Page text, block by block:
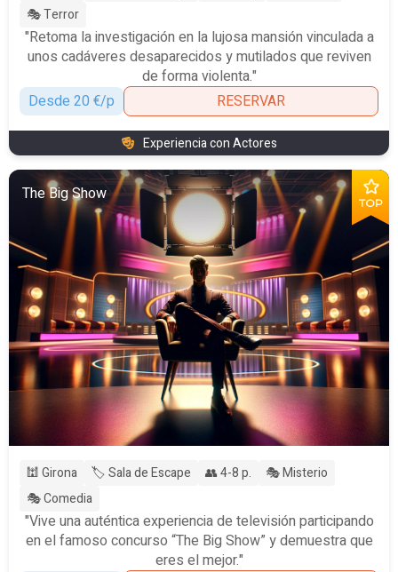
🎭 Terror
"Retoma la investigación en la lujosa mansión vinculada a
unos cadáveres desaparecidos y mutilados que reviven
de forma violenta."
Desde 20 €/p
RESERVAR
Experiencia con Actores
TOP
The Big Show
🕍 Girona 🏷️ Sala de Escape 👥 4-8 p.
🎭 Misterio
🎭 Comedia
"Vive una auténtica experiencia de televisión participando
en el famoso concurso “The Big Show” y demuestra que
eres el mejor."